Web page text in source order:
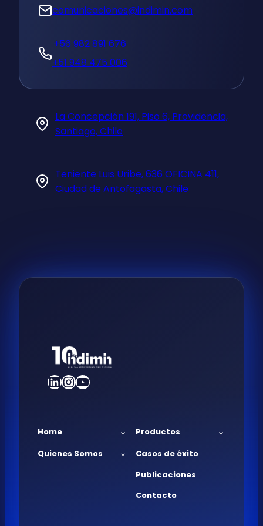
comunicaciones@indimin.com
+56 982 891 676
+51 948 475 006
La Concepción 191, Piso 6, Providencia,
Santiago, Chile
Teniente Luis Uribe, 636 OFICINA 411,
Ciudad de Antofagasta, Chile
LinkedIn
Instagram
YouTube
Home
Productos
Quienes Somos
Casos de éxito
Publicaciones
Contacto